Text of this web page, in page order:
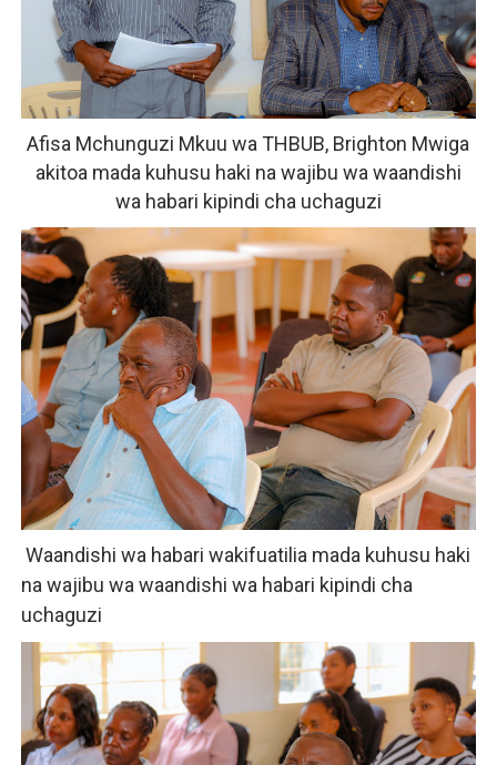
Afisa Mchunguzi Mkuu wa THBUB, Brighton Mwiga
akitoa mada kuhusu haki na wajibu wa waandishi
wa habari kipindi cha uchaguzi
Waandishi wa habari wakifuatilia mada kuhusu haki
na wajibu wa waandishi wa habari kipindi cha
uchaguzi